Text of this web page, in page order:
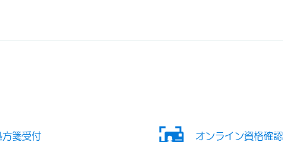
方箋受付 オンライン資格確認